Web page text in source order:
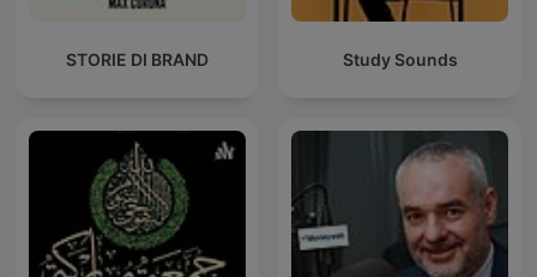
STORIE DI BRAND Study Sounds